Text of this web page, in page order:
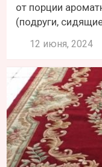
от порции
(подруги,
12 июня, 2024